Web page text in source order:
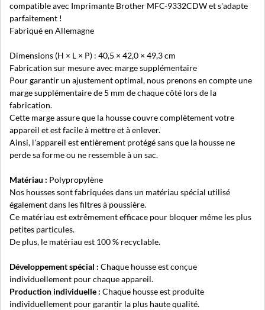
compatible avec Imprimante Brother MFC-9332CDW et s'adapte
parfaitement !
Fabriqué en Allemagne
Dimensions (H × L × P) : 40,5 × 42,0 × 49,3 cm
Fabrication sur mesure avec marge supplémentaire
Pour garantir un ajustement optimal, nous prenons en compte une
marge supplémentaire de 5 mm de chaque côté lors de la
fabrication.
Cette marge assure que la housse couvre complètement votre
appareil et est facile à mettre et à enlever.
Ainsi, l'appareil est entièrement protégé sans que la housse ne
perde sa forme ou ne ressemble à un sac.
Matériau : Polypropylène
Nos housses sont fabriquées dans un matériau spécial utilisé
également dans les filtres à poussière.
Ce matériau est extrêmement efficace pour bloquer même les plus
petites particules.
De plus, le matériau est 100 % recyclable.
Développement spécial : Chaque housse est conçue
individuellement pour chaque appareil.
Production individuelle : Chaque housse est produite
individuellement pour garantir la plus haute qualité.